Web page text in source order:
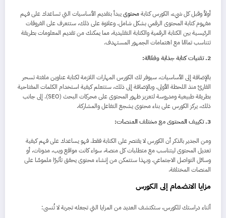
أولاً وقبل كل شيء، الكورس كتابةمحتوىيبدأ بتقديم الأساسيات التي تساعدك على فهم
مفهوم كتابة المحتوى الرقمي بشكل شامل. وعلاوة على ذلك، ستتعرف على الفروقات
الرئيسية بين الكتابة الرقمية والكتابة التقليدية، مما يمكنك من تقديم المعلومات بطريقة
تتناسب تمامًا مع اهتمامات الجمهور المستهدف.
2. تقنيات كتابة جذابة وفعّالة:
بالإضافة إلى الأساسيات، سيوفر لك الكورس المهارات اللازمة لكتابة عناوين ملفتة تسحر
القارئ منذ اللحظة الأولى. وبالإضافة إلى ذلك، ستتعلم كيفية استخدام الكلمات المفتاحية
بطريقة طبيعية ومدروسة لتعزيز ظهور المحتوى على محركات البحث (SEO). إلى جانب
ذلك، يركز الكورس على بناء محتوى يشجع التفاعل والمشاركة.
3. تكييف المحتوى مع مختلف المنصات:
ومن الجدير بالذكر أن الكورس لا يقتصر على الكتابة فقط. فهو يساعدك على فهم كيفية
تعديل المحتوى ليتناسب مع متطلبات كل منصة، سواء كانت مواقع ويب، مدونات، أو
وسائل التواصل الاجتماعي. وبهذا ستتمكن من إنشاء محتوى يحقق تأثيرًا ملموسًا على
المنصات المختلفة.
مزايا الانضمام إلى الكورس
أثناء دراستك للكورس، ستكتشف العديد من المزايا التي تجعله تجربة لا تُنسى: